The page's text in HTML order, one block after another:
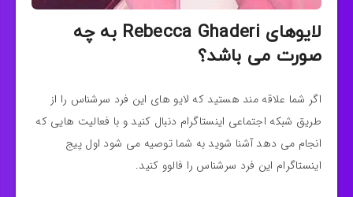
لایوهای Rebecca Ghaderi به چه
صورت می باشد؟
اگر شما علاقه مند هستید که لایو های این فرد سرشناس را از
طریق شبکه اجتماعی اینستاگرام دنبال کنید و با فعالیت هایی که
انجام می دهد آشنا شوید به شما توصیه می شود اول پیج
اینستاگرام این فرد سرشناس را فالوو کنید.